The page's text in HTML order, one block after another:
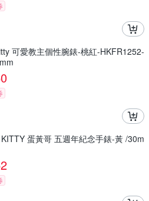
可愛教主個性腕錶-桃紅-HKFR1252-
蛋黃哥 五週年紀念手錶-黃 /30m